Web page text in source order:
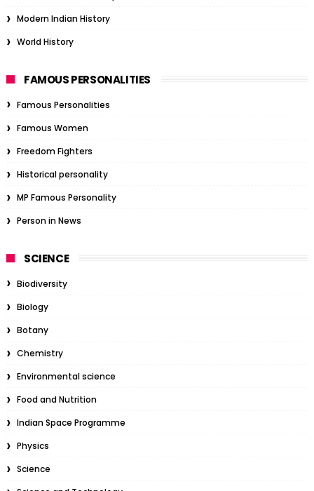
Modern Indian History
World History
FAMOUS PERSONALITIES
Famous Personalities
Famous Women
Freedom Fighters
Historical personality
MP Famous Personality
Person in News
SCIENCE
Biodiversity
Biology
Botany
Chemistry
Environmental science
Food and Nutrition
Indian Space Programme
Physics
Science